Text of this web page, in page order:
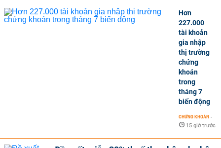
Hơn
227.000
tài khoản
gia nhập
thị trường
chứng
khoán
trong
tháng 7
biến động
CHỨNG KHOÁN -
15 giờ trước